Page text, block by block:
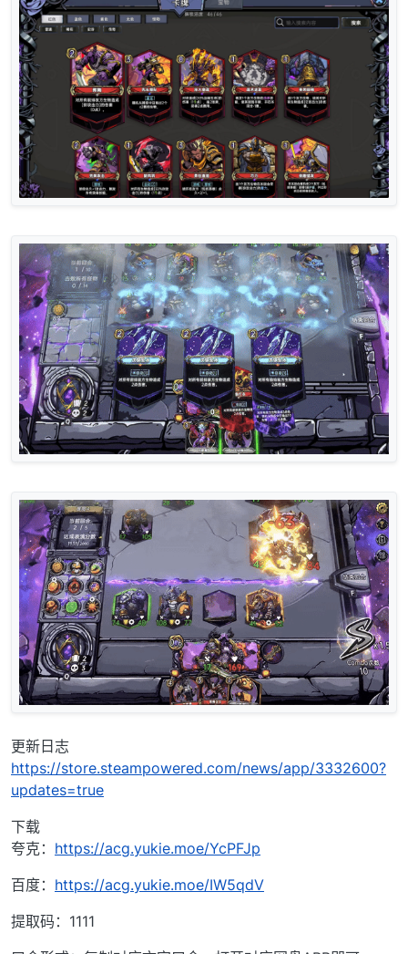
更新日志
https://store.steampowered.com/news/app/3332600?
updates=true
下载
夸克： https://acg.yukie.moe/YcPFJp
百度： https://acg.yukie.moe/IW5qdV
提取码：1111